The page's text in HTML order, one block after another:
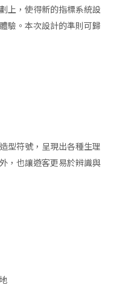
上，使得新的指標系統設
驗。本次設計的準則可歸
型符號，呈現出各種生理
，也讓遊客更易於辨識與